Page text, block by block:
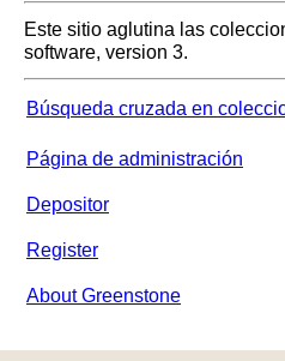
Este sitio aglutina las
software, version 3.
Búsqueda cruzada en
Página de administración
Depositor
Register
About Greenstone